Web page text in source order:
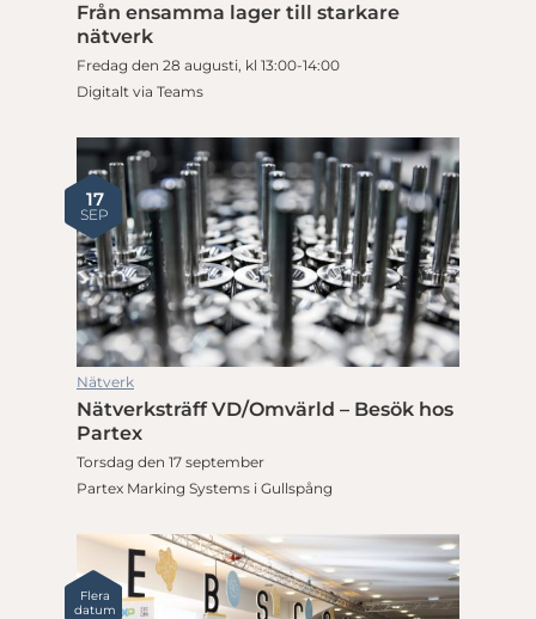
Från ensamma lager till starkare
nätverk
Fredag den 28 augusti, kl 13:00-14:00
Digitalt via Teams
17
SEP
Nätverk
Nätverksträff VD/Omvärld – Besök hos
Partex
Torsdag den 17 september
Partex Marking Systems i Gullspång
Flera
datum